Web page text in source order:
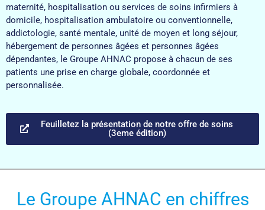
maternité, hospitalisation ou services de soins infirmiers à
domicile, hospitalisation ambulatoire ou conventionnelle,
addictologie, santé mentale, unité de moyen et long séjour,
hébergement de personnes âgées et personnes âgées
dépendantes, le Groupe AHNAC propose à chacun de ses
patients une prise en charge globale, coordonnée et
personnalisée.
Feuilletez la présentation de notre offre de soins
(3eme édition)
Le Groupe AHNAC en chiffres